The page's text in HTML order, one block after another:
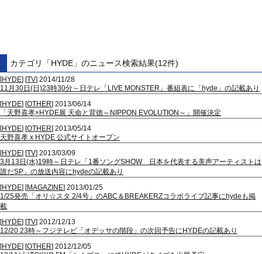
カテゴリ「HYDE」のニュース検索結果(12件)
[HYDE] [TV] 2014/11/28
11月30日(日)23時30分～日テレ「LIVE MONSTER」番組表に「hyde」の記載あり
[HYDE] [OTHER] 2013/06/14
「天野喜孝×HYDE展 天命と背徳～NIPPON EVOLUTION～」開催決定
[HYDE] [OTHER] 2013/05/14
天野喜孝 x HYDE 公式サイトオープン
[HYDE] [TV] 2013/03/09
3月13日(水)19時～日テレ「1番ソングSHOW 日本を代表する美声アーティストは
誰だSP」の放送内容にhydeの記載あり
[HYDE] [MAGAZINE] 2013/01/25
1/25発売「オリ☆スタ 2/4号」のABC＆BREAKERZコラボライブ記事にhydeも掲
載
[HYDE] [TV] 2012/12/13
12/20 23時～フジテレビ「オデッサの階段」の次回予告にHYDEの記載あり
[HYDE] [OTHER] 2012/12/05